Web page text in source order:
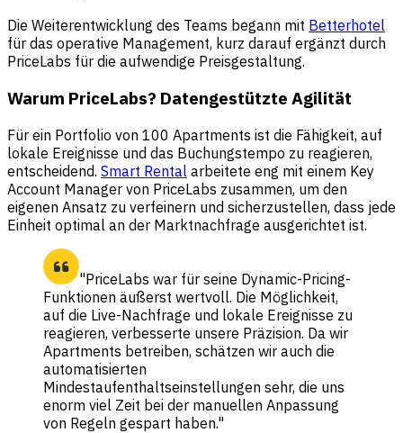
Die Weiterentwicklung des Teams begann mit Betterhotel
für das operative Management, kurz darauf ergänzt durch
PriceLabs für die aufwendige Preisgestaltung.
Warum PriceLabs? Datengestützte Agilität
Für ein Portfolio von 100 Apartments ist die Fähigkeit, auf
lokale Ereignisse und das Buchungstempo zu reagieren,
entscheidend. Smart Rental arbeitete eng mit einem Key
Account Manager von PriceLabs zusammen, um den
eigenen Ansatz zu verfeinern und sicherzustellen, dass jede
Einheit optimal an der Marktnachfrage ausgerichtet ist.
"PriceLabs war für seine Dynamic-Pricing-
Funktionen äußerst wertvoll. Die Möglichkeit,
auf die Live-Nachfrage und lokale Ereignisse zu
reagieren, verbesserte unsere Präzision. Da wir
Apartments betreiben, schätzen wir auch die
automatisierten
Mindestaufenthaltseinstellungen sehr, die uns
enorm viel Zeit bei der manuellen Anpassung
von Regeln gespart haben."